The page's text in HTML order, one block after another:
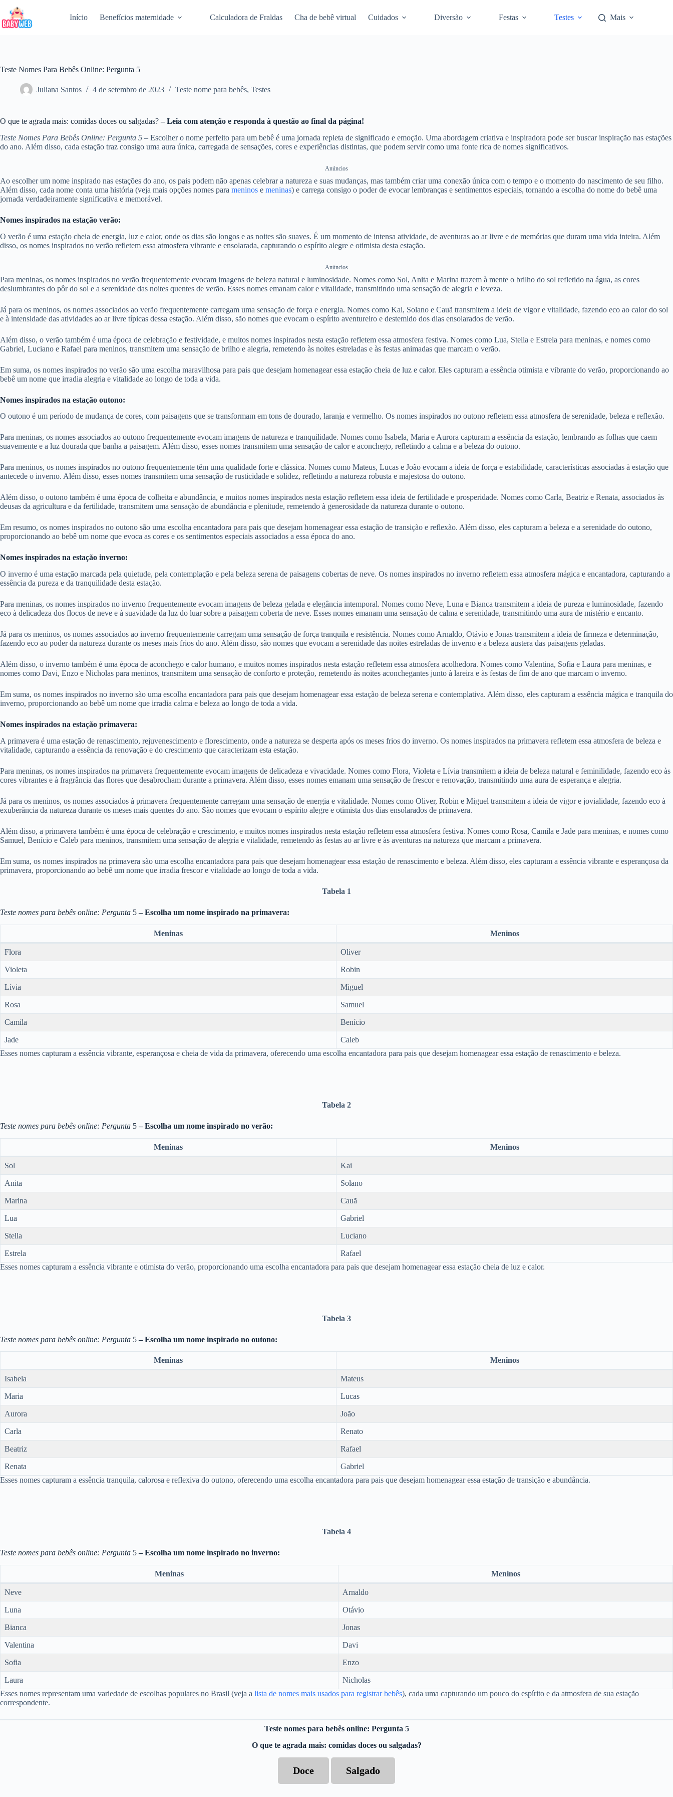
para
o
conteúdo
Início Benefícios maternidade Calculadora de Fraldas Cha de bebê virtual Cuidados Diversão Festas Testes Mais
Teste Nomes Para Bebês Online: Pergunta 5
Juliana Santos 4 de setembro de 2023 Teste nome para bebês, Testes
O que te agrada mais: comidas doces ou salgadas?– Leia com atenção e responda à questão ao final da página!
Teste Nomes Para Bebês Online: Pergunta 5 – Escolher o nome perfeito para um bebê é uma jornada repleta de significado e emoção. Uma abordagem criativa e inspiradora pode ser buscar inspiração nas estações
do ano. Além disso, cada estação traz consigo uma aura única, carregada de sensações, cores e experiências distintas, que podem servir como uma fonte rica de nomes significativos.
Anúncios
Ao escolher um nome inspirado nas estações do ano, os pais podem não apenas celebrar a natureza e suas mudanças, mas também criar uma conexão única com o tempo e o momento do nascimento de seu filho.
Além disso, cada nome conta uma história (veja mais opções nomes para meninos e meninas) e carrega consigo o poder de evocar lembranças e sentimentos especiais, tornando a escolha do nome do bebê uma
jornada verdadeiramente significativa e memorável.
Nomes inspirados na estação verão:
O verão é uma estação cheia de energia, luz e calor, onde os dias são longos e as noites são suaves. É um momento de intensa atividade, de aventuras ao ar livre e de memórias que duram uma vida inteira. Além
disso, os nomes inspirados no verão refletem essa atmosfera vibrante e ensolarada, capturando o espírito alegre e otimista desta estação.
Anúncios
Para meninas, os nomes inspirados no verão frequentemente evocam imagens de beleza natural e luminosidade. Nomes como Sol, Anita e Marina trazem à mente o brilho do sol refletido na água, as cores
deslumbrantes do pôr do sol e a serenidade das noites quentes de verão. Esses nomes emanam calor e vitalidade, transmitindo uma sensação de alegria e leveza.
Já para os meninos, os nomes associados ao verão frequentemente carregam uma sensação de força e energia. Nomes como Kai, Solano e Cauã transmitem a ideia de vigor e vitalidade, fazendo eco ao calor do sol
e à intensidade das atividades ao ar livre típicas dessa estação. Além disso, são nomes que evocam o espírito aventureiro e destemido dos dias ensolarados de verão.
Além disso, o verão também é uma época de celebração e festividade, e muitos nomes inspirados nesta estação refletem essa atmosfera festiva. Nomes como Lua, Stella e Estrela para meninas, e nomes como
Gabriel, Luciano e Rafael para meninos, transmitem uma sensação de brilho e alegria, remetendo às noites estreladas e às festas animadas que marcam o verão.
Em suma, os nomes inspirados no verão são uma escolha maravilhosa para pais que desejam homenagear essa estação cheia de luz e calor. Eles capturam a essência otimista e vibrante do verão, proporcionando ao
bebê um nome que irradia alegria e vitalidade ao longo de toda a vida.
Nomes inspirados na estação outono:
O outono é um período de mudança de cores, com paisagens que se transformam em tons de dourado, laranja e vermelho. Os nomes inspirados no outono refletem essa atmosfera de serenidade, beleza e reflexão.
Para meninas, os nomes associados ao outono frequentemente evocam imagens de natureza e tranquilidade. Nomes como Isabela, Maria e Aurora capturam a essência da estação, lembrando as folhas que caem
suavemente e a luz dourada que banha a paisagem. Além disso, esses nomes transmitem uma sensação de calor e aconchego, refletindo a calma e a beleza do outono.
Para meninos, os nomes inspirados no outono frequentemente têm uma qualidade forte e clássica. Nomes como Mateus, Lucas e João evocam a ideia de força e estabilidade, características associadas à estação que
antecede o inverno. Além disso, esses nomes transmitem uma sensação de rusticidade e solidez, refletindo a natureza robusta e majestosa do outono.
Além disso, o outono também é uma época de colheita e abundância, e muitos nomes inspirados nesta estação refletem essa ideia de fertilidade e prosperidade. Nomes como Carla, Beatriz e Renata, associados às
deusas da agricultura e da fertilidade, transmitem uma sensação de abundância e plenitude, remetendo à generosidade da natureza durante o outono.
Em resumo, os nomes inspirados no outono são uma escolha encantadora para pais que desejam homenagear essa estação de transição e reflexão. Além disso, eles capturam a beleza e a serenidade do outono,
proporcionando ao bebê um nome que evoca as cores e os sentimentos especiais associados a essa época do ano.
Nomes inspirados na estação inverno:
O inverno é uma estação marcada pela quietude, pela contemplação e pela beleza serena de paisagens cobertas de neve. Os nomes inspirados no inverno refletem essa atmosfera mágica e encantadora, capturando a
essência da pureza e da tranquilidade desta estação.
Para meninas, os nomes inspirados no inverno frequentemente evocam imagens de beleza gelada e elegância intemporal. Nomes como Neve, Luna e Bianca transmitem a ideia de pureza e luminosidade, fazendo
eco à delicadeza dos flocos de neve e à suavidade da luz do luar sobre a paisagem coberta de neve. Esses nomes emanam uma sensação de calma e serenidade, transmitindo uma aura de mistério e encanto.
Já para os meninos, os nomes associados ao inverno frequentemente carregam uma sensação de força tranquila e resistência. Nomes como Arnaldo, Otávio e Jonas transmitem a ideia de firmeza e determinação,
fazendo eco ao poder da natureza durante os meses mais frios do ano. Além disso, são nomes que evocam a serenidade das noites estreladas de inverno e a beleza austera das paisagens geladas.
Além disso, o inverno também é uma época de aconchego e calor humano, e muitos nomes inspirados nesta estação refletem essa atmosfera acolhedora. Nomes como Valentina, Sofia e Laura para meninas, e
nomes como Davi, Enzo e Nicholas para meninos, transmitem uma sensação de conforto e proteção, remetendo às noites aconchegantes junto à lareira e às festas de fim de ano que marcam o inverno.
Em suma, os nomes inspirados no inverno são uma escolha encantadora para pais que desejam homenagear essa estação de beleza serena e contemplativa. Além disso, eles capturam a essência mágica e tranquila do
inverno, proporcionando ao bebê um nome que irradia calma e beleza ao longo de toda a vida.
Nomes inspirados na estação primavera:
A primavera é uma estação de renascimento, rejuvenescimento e florescimento, onde a natureza se desperta após os meses frios do inverno. Os nomes inspirados na primavera refletem essa atmosfera de beleza e
vitalidade, capturando a essência da renovação e do crescimento que caracterizam esta estação.
Para meninas, os nomes inspirados na primavera frequentemente evocam imagens de delicadeza e vivacidade. Nomes como Flora, Violeta e Lívia transmitem a ideia de beleza natural e feminilidade, fazendo eco às
cores vibrantes e à fragrância das flores que desabrocham durante a primavera. Além disso, esses nomes emanam uma sensação de frescor e renovação, transmitindo uma aura de esperança e alegria.
Já para os meninos, os nomes associados à primavera frequentemente carregam uma sensação de energia e vitalidade. Nomes como Oliver, Robin e Miguel transmitem a ideia de vigor e jovialidade, fazendo eco à
exuberância da natureza durante os meses mais quentes do ano. São nomes que evocam o espírito alegre e otimista dos dias ensolarados de primavera.
Além disso, a primavera também é uma época de celebração e crescimento, e muitos nomes inspirados nesta estação refletem essa atmosfera festiva. Nomes como Rosa, Camila e Jade para meninas, e nomes como
Samuel, Benício e Caleb para meninos, transmitem uma sensação de alegria e vitalidade, remetendo às festas ao ar livre e às aventuras na natureza que marcam a primavera.
Em suma, os nomes inspirados na primavera são uma escolha encantadora para pais que desejam homenagear essa estação de renascimento e beleza. Além disso, eles capturam a essência vibrante e esperançosa da
primavera, proporcionando ao bebê um nome que irradia frescor e vitalidade ao longo de toda a vida.
Tabela 1
Teste nomes para bebês online: Pergunta 5– Escolha um nome inspirado na primavera:
Meninas Meninos
Flora Oliver
Violeta Robin
Lívia Miguel
Rosa Samuel
Camila Benício
Jade
Caleb
Esses nomes capturam a essência vibrante, esperançosa e cheia de vida da primavera, oferecendo uma escolha encantadora para pais que desejam homenagear essa estação de renascimento e beleza.
Tabela 2
Teste nomes para bebês online: Pergunta 5– Escolha um nome inspirado no verão:
Meninas Meninos
Sol Kai
Anita Solano
Marina Cauã
Lua Gabriel
Stella Luciano
Estrela
Rafael
Esses nomes capturam a essência vibrante e otimista do verão, proporcionando uma escolha encantadora para pais que desejam homenagear essa estação cheia de luz e calor.
Tabela 3
Teste nomes para bebês online: Pergunta 5– Escolha um nome inspirado no outono:
Meninas Meninos
Isabela Mateus
Maria Lucas
Aurora João
Carla Renato
Beatriz Rafael
Renata
Gabriel
Esses nomes capturam a essência tranquila, calorosa e reflexiva do outono, oferecendo uma escolha encantadora para pais que desejam homenagear essa estação de transição e abundância.
Tabela 4
Teste nomes para bebês online: Pergunta 5– Escolha um nome inspirado no inverno:
Meninas Meninos
Neve Arnaldo
Luna Otávio
Bianca Jonas
Valentina Davi
Sofia Enzo
Laura
Nicholas
Esses nomes representam uma variedade de escolhas populares no Brasil (veja a lista de nomes mais usados para registrar bebês), cada uma capturando um pouco do espírito e da atmosfera de sua estação
correspondente.
Teste nomes para bebês online: Pergunta 5
O que te agrada mais: comidas doces ou salgadas?
Doce Salgado